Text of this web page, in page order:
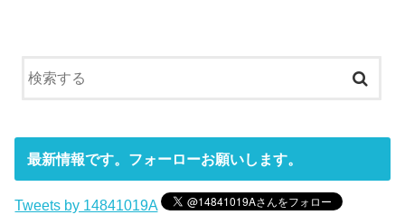
最新情報です。フォーローお願いします。
Tweets by 14841019A